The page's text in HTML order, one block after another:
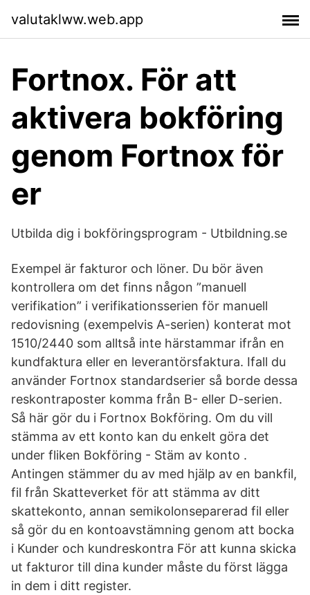
valutaklww.web.app
Fortnox. För att
aktivera bokföring
genom Fortnox för
er
Utbilda dig i bokföringsprogram - Utbildning.se
Exempel är fakturor och löner. Du bör även
kontrollera om det finns någon ”manuell
verifikation” i verifikationsserien för manuell
redovisning (exempelvis A-serien) konterat mot
1510/2440 som alltså inte härstammar ifrån en
kundfaktura eller en leverantörsfaktura. Ifall du
använder Fortnox standardserier så borde dessa
reskontraposter komma från B- eller D-serien.
Så här gör du i Fortnox Bokföring. Om du vill
stämma av ett konto kan du enkelt göra det
under fliken Bokföring - Stäm av konto .
Antingen stämmer du av med hjälp av en bankfil,
fil från Skatteverket för att stämma av ditt
skattekonto, annan semikolonseparerad fil eller
så gör du en kontoavstämning genom att bocka
i Kunder och kundreskontra För att kunna skicka
ut fakturor till dina kunder måste du först lägga
in dem i ditt register.